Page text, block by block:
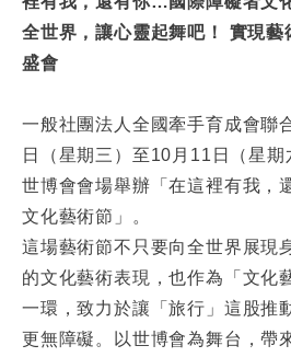
全世界，讓心靈起舞吧！ 實現
盛會
一般社團法人全國牽手育成會聯
日（星期三）至10月11日（星
世博會會場舉辦「在這裡有我
文化藝術節」。
這場藝術節不只要向全世界展現
的文化藝術表現，也作為「文化
一環，致力於讓「旅行」這股推
更無障礙。以世博會為舞台，帶